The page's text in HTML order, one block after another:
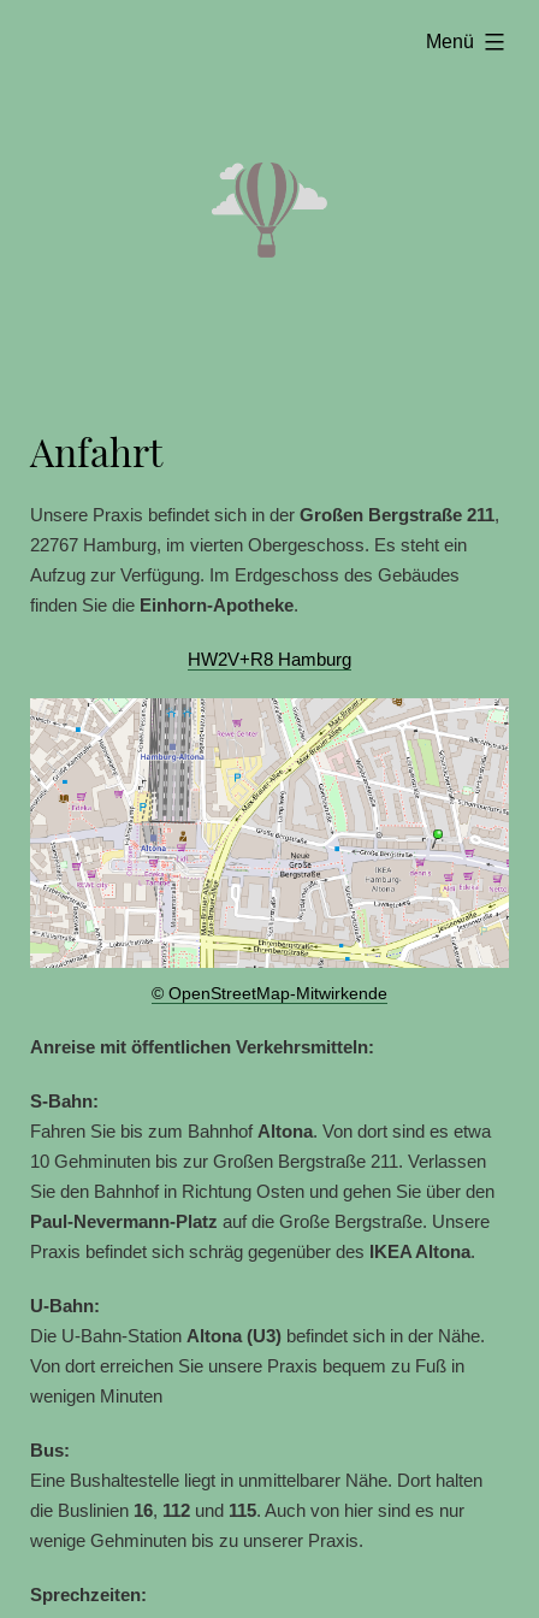
Menü
aufgeklappt
Anfahrt
Unsere Praxis befindet sich in der Großen Bergstraße 211,
22767 Hamburg, im vierten Obergeschoss. Es steht ein
Aufzug zur Verfügung. Im Erdgeschoss des Gebäudes
finden Sie die Einhorn-Apotheke.
HW2V+R8 Hamburg
© OpenStreetMap-Mitwirkende
Anreise mit öffentlichen Verkehrsmitteln:
S-Bahn:
Fahren Sie bis zum Bahnhof Altona. Von dort sind es etwa
10 Gehminuten bis zur Großen Bergstraße 211. Verlassen
Sie den Bahnhof in Richtung Osten und gehen Sie über den
Paul-Nevermann-Platz auf die Große Bergstraße. Unsere
Praxis befindet sich schräg gegenüber des IKEA Altona.​
U-Bahn:
Die U-Bahn-Station Altona (U3) befindet sich in der Nähe.
Von dort erreichen Sie unsere Praxis bequem zu Fuß in
wenigen Minuten
Bus:
Eine Bushaltestelle liegt in unmittelbarer Nähe. Dort halten
die Buslinien 16, 112 und 115. Auch von hier sind es nur
wenige Gehminuten bis zu unserer Praxis.
Sprechzeiten: